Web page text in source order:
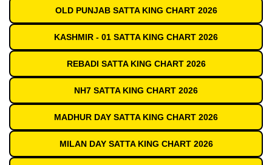
OLD PUNJAB SATTA KING CHART 2026
KASHMIR - 01 SATTA KING CHART 2026
REBADI SATTA KING CHART 2026
NH7 SATTA KING CHART 2026
MADHUR DAY SATTA KING CHART 2026
MILAN DAY SATTA KING CHART 2026